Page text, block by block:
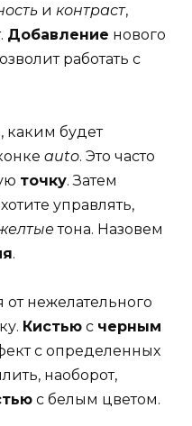
и контраст,
Добавление нового
работать с
каким будет
auto. Это часто
точку. Затем
управлять,
тона. Назовем
.
от нежелательного
Кистью с черным
с определенных
наоборот,
с белым цветом.